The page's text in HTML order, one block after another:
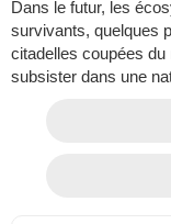
Dans le futur, les
survivants, quelques
citadelles coupées
subsister dans une